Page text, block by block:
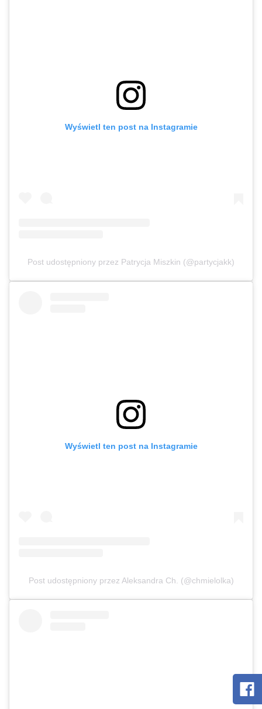
Wyświetl ten post na Instagramie
Post udostępniony przez Patrycja Miszkin (@partycjakk)
Wyświetl ten post na Instagramie
Post udostępniony przez Aleksandra Ch. (@chmielolka)